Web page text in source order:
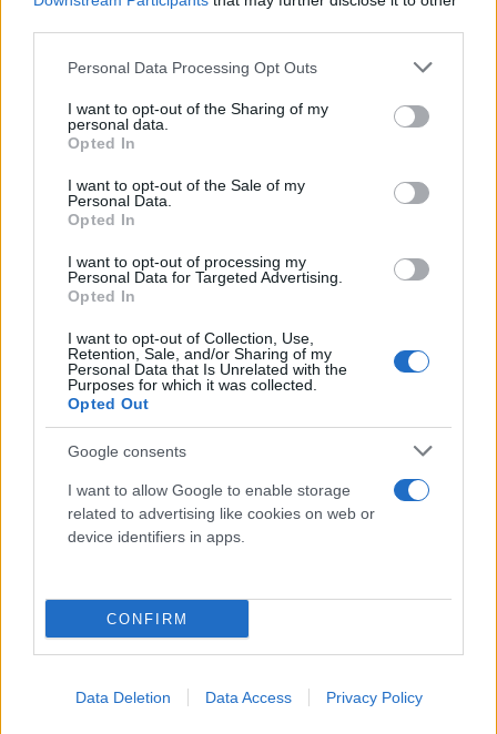
Please note that this website/app uses one or more Google
not limited to your visit or usage behaviour. You may click to
grant or deny consent to Google and its third-party tags to
use your data for below specified purposes in below Google
consent section.
Personal Data Processing Opt Outs
I want to opt-out of the Sharing of my
personal data.
Opted In
I want to opt-out of the Sale of my
Personal Data.
Opted In
I want to opt-out of processing my
Personal Data for Targeted Advertising.
Opted In
I want to opt-out of Collection, Use,
Retention, Sale, and/or Sharing of my
Personal Data that Is Unrelated with the
Purposes for which it was collected.
Opted Out
Google consents
I want to allow Google to enable storage
related to advertising like cookies on web or
device identifiers in apps.
CONFIRM
Data Deletion Data Access Privacy Policy
Ο κυρ Βασίλης ψήφισε πρώτος στις εκλογές του
κυβέρνηση»
Για να πάει από νωρίς στο εκλογικό κέντρο, ξύπνησε από τις
5:30 το πρωί και ξεκίνησε από την περιοχή του Χίλτον με τα
06.10.2024 08:21